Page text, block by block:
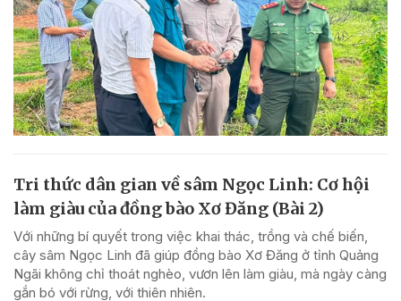
Tri thức dân gian về sâm Ngọc Linh: Cơ hội
làm giàu của đồng bào Xơ Đăng (Bài 2)
Với những bí quyết trong việc khai thác, trồng và chế biến,
cây sâm Ngọc Linh đã giúp đồng bào Xơ Đăng ở tỉnh Quảng
Ngãi không chỉ thoát nghèo, vươn lên làm giàu, mà ngày càng
gắn bó với rừng, với thiên nhiên.